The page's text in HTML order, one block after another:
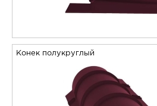
Конек полукруглый